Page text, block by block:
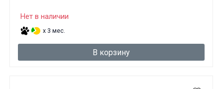
Нет в наличии
x 3 мес.
В корзину